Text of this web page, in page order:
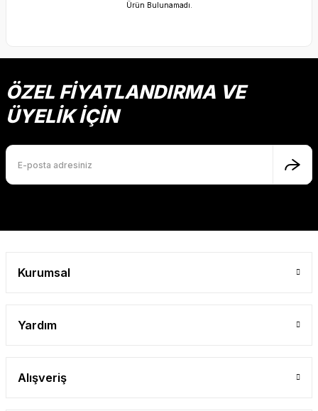
Ürün Bulunamadı.
ÖZEL FİYATLANDIRMA VE
ÜYELİK İÇİN
Kurumsal
Yardım
Alışveriş